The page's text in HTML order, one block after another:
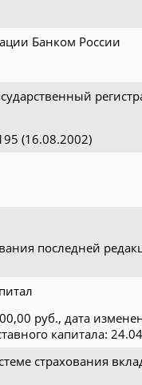
Банком России
(16.08.2002)
последней
руб., дата
капитала:
страхования